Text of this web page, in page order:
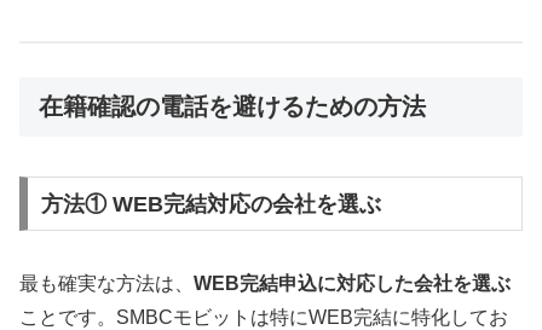
在籍確認の電話を避けるための方法
方法① WEB完結対応の会社を選ぶ
最も確実な方法は、 WEB完結申込に対応した会社を選ぶ
ことです。SMBCモビットは特にWEB完結に特化してお